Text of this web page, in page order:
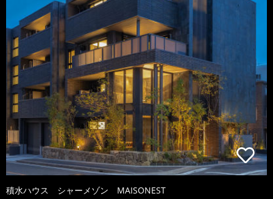
積水ハウス シャーメゾン MAISONEST